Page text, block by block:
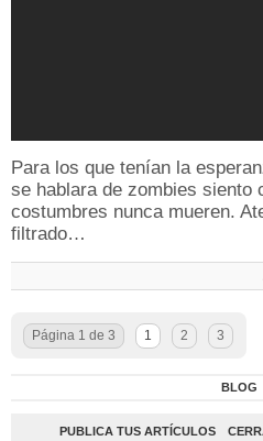
Para los que tenían la
se hablara de zombies siento
costumbres nunca mueren.
filtrado…
Página 1 de 3 1 2 3
BLOG
PUBLICA TUS ARTÍCULOS